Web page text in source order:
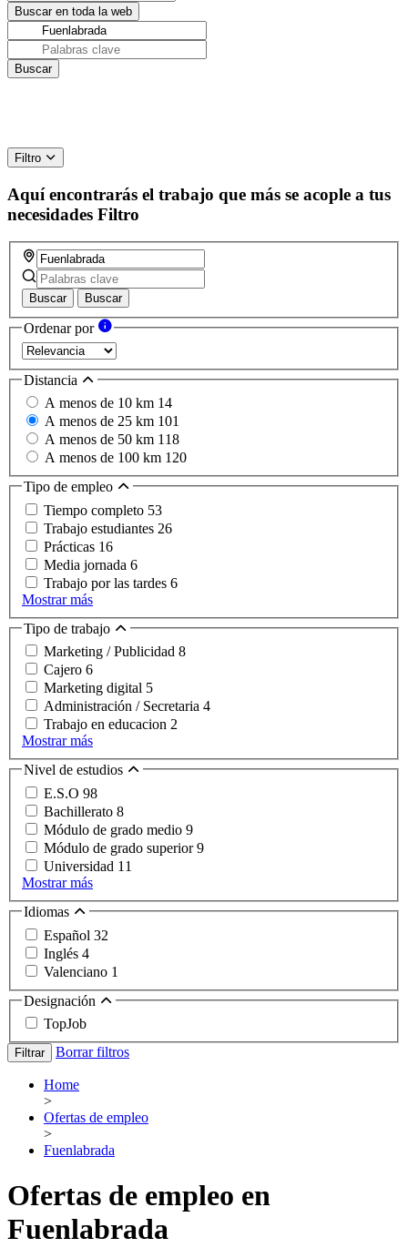
Filtro
Aquí encontrarás el trabajo que más se acople a tus
necesidades Filtro
Buscar Buscar
Ordenar por
Distancia
A menos de 10 km 14
A menos de 25 km 101
A menos de 50 km 118
A menos de 100 km 120
Tipo de empleo
Tiempo completo 53
Trabajo estudiantes 26
Prácticas 16
Media jornada 6
Trabajo por las tardes 6
Mostrar más
Tipo de trabajo
Marketing / Publicidad 8
Cajero 6
Marketing digital 5
Administración / Secretaria 4
Trabajo en educacion 2
Mostrar más
Nivel de estudios
E.S.O 98
Bachillerato 8
Módulo de grado medio 9
Módulo de grado superior9
Universidad 11
Mostrar más
Idiomas
Español 32
Inglés 4
Valenciano 1
Designación
TopJob
Filtrar Borrar filtros
Home
>
Ofertas de empleo
>
Fuenlabrada
Ofertas de empleo en
Fuenlabrada